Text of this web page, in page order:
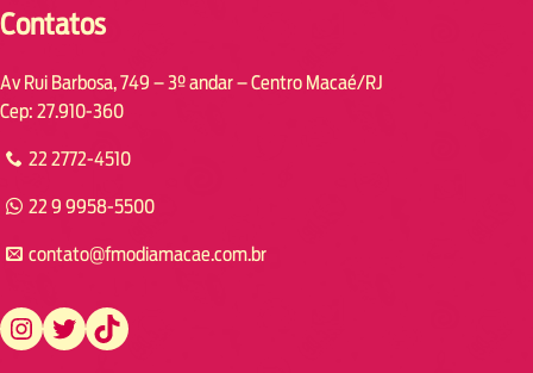
Contatos
Av Rui Barbosa, 749 – 3º andar – Centro Macaé/RJ
Cep: 27.910-360
22 2772-4510
22 9 9958-5500
contato@fmodiamacae.com.br
https://www.instagram.com/fmodia.macae/ https://twitter.com/fmodia.macae/ https://www.tiktok.com/@fmodia.macae